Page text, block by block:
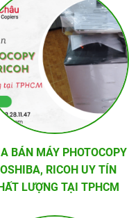
BÁN MÁY PHOTOCOPY
RICOH UY TÍN
LƯỢNG TẠI TPHCM